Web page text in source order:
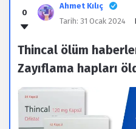
0
Ahmet Kılıç
Tarih: 31 Ocak 2024
Thincal ölüm
Zayıflama hapları